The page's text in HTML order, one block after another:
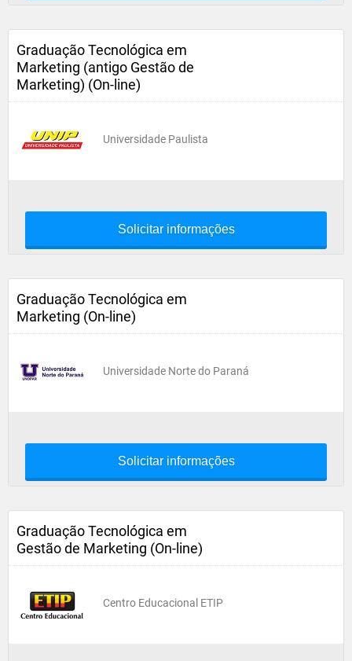
Graduação Tecnológica em
Marketing (antigo Gestão de
Marketing) (On-line)
Universidade Paulista
Solicitar informações
Graduação Tecnológica em
Marketing (On-line)
Universidade Norte do Paraná
Solicitar informações
Graduação Tecnológica em
Gestão de Marketing (On-line)
Centro Educacional ETIP